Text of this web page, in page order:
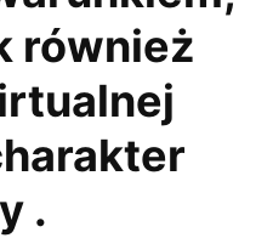
również
.